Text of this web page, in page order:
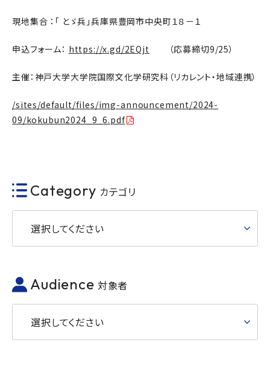
現地集合 ：「 とゞ兵」兵庫県豊岡市中央町１８－１
申込フォーム： https://x.gd/2EQjt （応募締切9/25）
主催：神戸大学大学院国際文化学研究科（リカレント・地域連携）
/sites/default/files/img-announcement/2024-
09/kokubun2024_9_6.pdf
Category カテゴリ
選択してください
Audience 対象者
選択してください